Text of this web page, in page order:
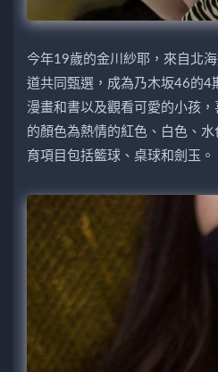
今年19歲的金川紗耶，來自北
道共同甄選，成為乃木坂46的4
漫畫和書以及觀看可愛的小孩
的顏色為熱情的紅色、白色、
育項目包括籃球、桌球和劍玉。